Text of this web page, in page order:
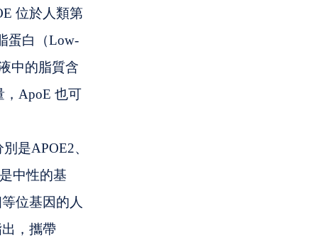
位於人類第
蛋白（Low-
中的脂質含
，ApoE 也可
是APOE2、
中性的基
位基因的人
，攜帶